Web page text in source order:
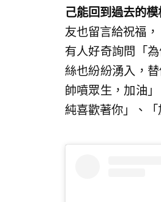
己能回到過去的模
友也留言給祝福
有人好奇詢問「
絲也紛紛湧入，
帥噴眾生，加油
純喜歡著你」、「